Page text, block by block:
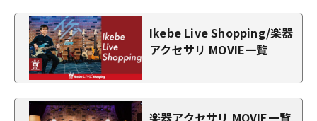
Ikebe Live Shopping/楽器
アクセサリ MOVIE一覧
楽器アクセサリ MOVIE一覧